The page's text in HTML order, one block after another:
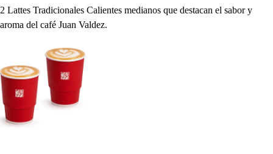
2 Lattes Tradicionales Calientes medianos que destacan el sabor y
aroma del café Juan Valdez.